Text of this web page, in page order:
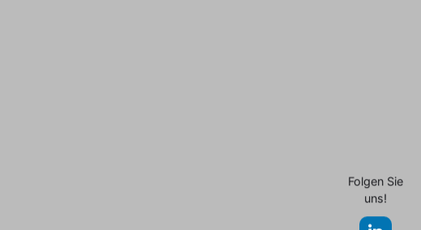
Folgen Sie
uns!